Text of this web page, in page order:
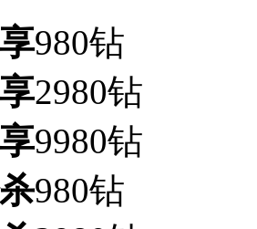
980钻
2980钻
9980钻
980钻